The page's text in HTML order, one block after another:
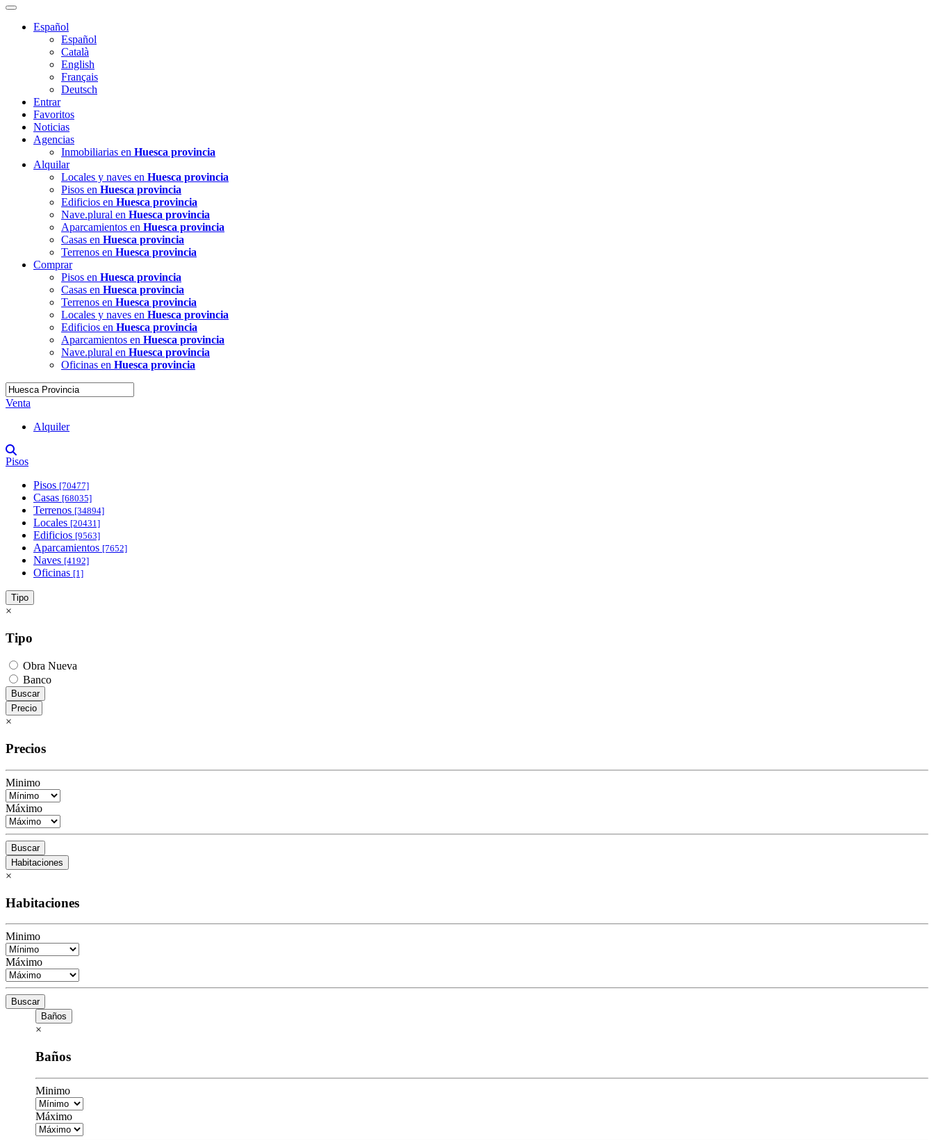
Español
Español
Català
English
Français
Deutsch
Entrar
Favoritos
Noticias
Agencias
Inmobiliarias en Huesca provincia
Alquilar
Locales y naves en Huesca provincia
Pisos en Huesca provincia
Edificios en Huesca provincia
Nave.plural en Huesca provincia
Aparcamientos en Huesca provincia
Casas en Huesca provincia
Terrenos en Huesca provincia
Comprar
Pisos en Huesca provincia
Casas en Huesca provincia
Terrenos en Huesca provincia
Locales y naves en Huesca provincia
Edificios en Huesca provincia
Aparcamientos en Huesca provincia
Nave.plural en Huesca provincia
Oficinas en Huesca provincia
Venta
Alquiler
Pisos
Pisos [70477]
Casas [68035]
Terrenos [34894]
Locales [20431]
Edificios [9563]
Aparcamientos [7652]
Naves [4192]
Oficinas [1]
Tipo
×
Tipo
Obra Nueva
Banco
Buscar
Precio
×
Precios
Minimo
Máximo
Buscar
Habitaciones
×
Habitaciones
Minimo
Máximo
Buscar
Baños
×
Baños
Minimo
Máximo